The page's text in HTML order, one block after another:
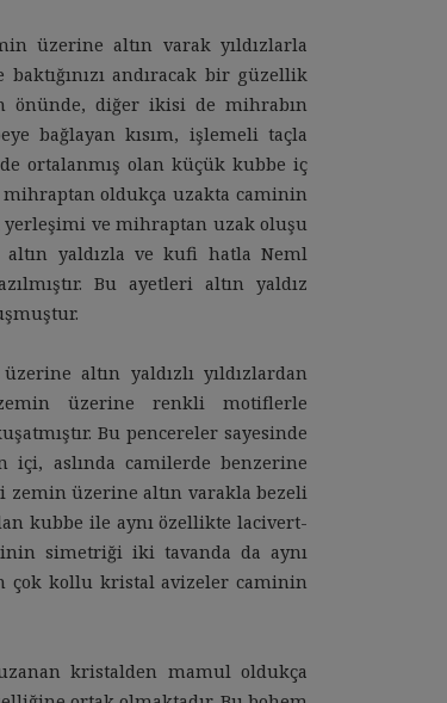
üzerine altın varak yıldızlarla
andıracak bir güzellik
önünde, diğer ikisi de mihrabın
bağlayan kısım, işlemeli taçla
ortalanmış olan küçük kubbe iç
oldukça uzakta caminin
yerleşimi ve mihraptan uzak oluşu
altın yaldızla ve kufi hatla Neml
Bu ayetleri altın yaldız
altın yaldızlı yıldızlardan
üzerine renkli motiflerle
Bu pencereler sayesinde
içi, aslında camilerde benzerine
üzerine altın varakla bezeli
kubbe ile aynı özellikte lacivert-
simetriği iki tavanda da aynı
çok kollu kristal avizeler caminin
kristalden mamul oldukça